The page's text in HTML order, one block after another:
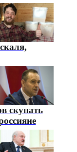
скупать